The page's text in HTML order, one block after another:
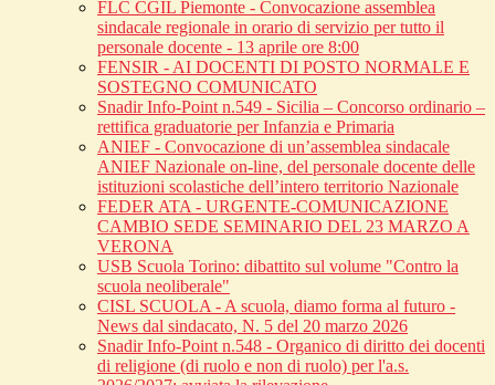
FLC CGIL Piemonte - Convocazione assemblea
sindacale regionale in orario di servizio per tutto il
personale docente - 13 aprile ore 8:00
FENSIR - AI DOCENTI DI POSTO NORMALE E
SOSTEGNO COMUNICATO
Snadir Info-Point n.549 - Sicilia – Concorso ordinario –
rettifica graduatorie per Infanzia e Primaria
ANIEF - Convocazione di un’assemblea sindacale
ANIEF Nazionale on-line, del personale docente delle
istituzioni scolastiche dell’intero territorio Nazionale
FEDER ATA - URGENTE-COMUNICAZIONE
CAMBIO SEDE SEMINARIO DEL 23 MARZO A
VERONA
USB Scuola Torino: dibattito sul volume "Contro la
scuola neoliberale"
CISL SCUOLA - A scuola, diamo forma al futuro -
News dal sindacato, N. 5 del 20 marzo 2026
Snadir Info-Point n.548 - Organico di diritto dei docenti
di religione (di ruolo e non di ruolo) per l'a.s.